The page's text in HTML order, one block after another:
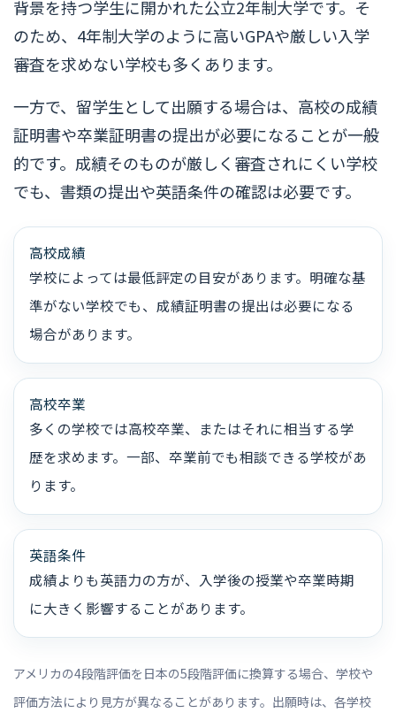
背景を持つ学生に開かれた公立2年制大学です。そ
のため、4年制大学のように高いGPAや厳しい入学
審査を求めない学校も多くあります。
一方で、留学生として出願する場合は、高校の成績
証明書や卒業証明書の提出が必要になることが一般
的です。成績そのものが厳しく審査されにくい学校
でも、書類の提出や英語条件の確認は必要です。
高校成績
学校によっては最低評定の目安があります。明確な基
準がない学校でも、成績証明書の提出は必要になる
場合があります。
高校卒業
多くの学校では高校卒業、またはそれに相当する学
歴を求めます。一部、卒業前でも相談できる学校があ
ります。
英語条件
成績よりも英語力の方が、入学後の授業や卒業時期
に大きく影響することがあります。
アメリカの4段階評価を日本の5段階評価に換算する場合、学校や
評価方法により見方が異なることがあります。出願時は、各学校